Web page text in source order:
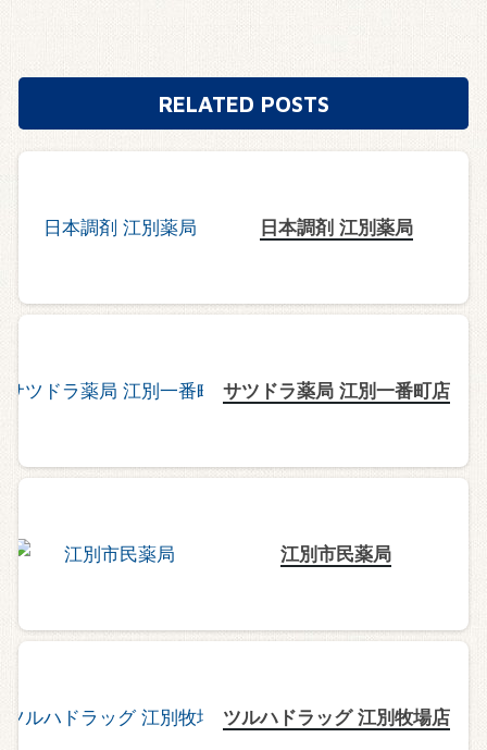
RELATED POSTS
日本調剤 江別薬局
サツドラ薬局 江別一番町店
江別市民薬局
ツルハドラッグ 江別牧場店